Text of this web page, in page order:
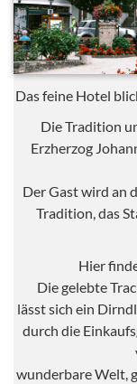
Das feine Hotel
Die Tradition
Erzherzog
Der Gast wird an
Tradition, das
Hier
Die gelebte
lässt sich ein
durch die
wunderbare Welt,